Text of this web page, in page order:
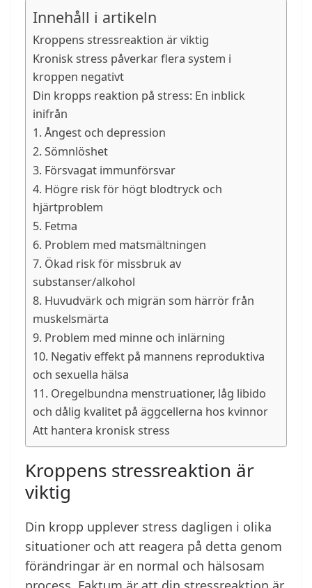
Innehåll i artikeln
Kroppens stressreaktion är viktig
Kronisk stress påverkar flera system i
kroppen negativt
Din kropps reaktion på stress: En inblick
inifrån
1. Ångest och depression
2. Sömnlöshet
3. Försvagat immunförsvar
4. Högre risk för högt blodtryck och
hjärtproblem
5. Fetma
6. Problem med matsmältningen
7. Ökad risk för missbruk av
substanser/alkohol
8. Huvudvärk och migrän som härrör från
muskelsmärta
9. Problem med minne och inlärning
10. Negativ effekt på mannens reproduktiva
och sexuella hälsa
11. Oregelbundna menstruationer, låg libido
och dålig kvalitet på äggcellerna hos kvinnor
Att hantera kronisk stress
Kroppens stressreaktion är
viktig
Din kropp upplever stress dagligen i olika
situationer och att reagera på detta genom
förändringar är en normal och hälsosam